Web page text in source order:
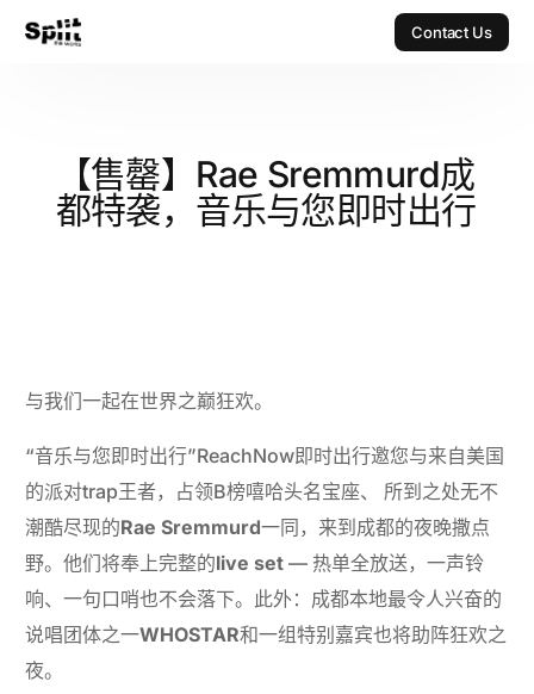
Contact Us
【售罄】Rae Sremmurd成
都特袭，音乐与您即时出行
与我们一起在世界之巅狂欢。
“音乐与您即时出行”ReachNow即时出行邀您与来自美国
的派对trap王者，占领B榜嘻哈头名宝座、 所到之处无不
潮酷尽现的Rae Sremmurd一同，来到成都的夜晚撒点
野。他们将奉上完整的live set — 热单全放送，一声铃
响、一句口哨也不会落下。此外：成都本地最令人兴奋的
说唱团体之一WHOSTAR和一组特别嘉宾也将助阵狂欢之
夜。